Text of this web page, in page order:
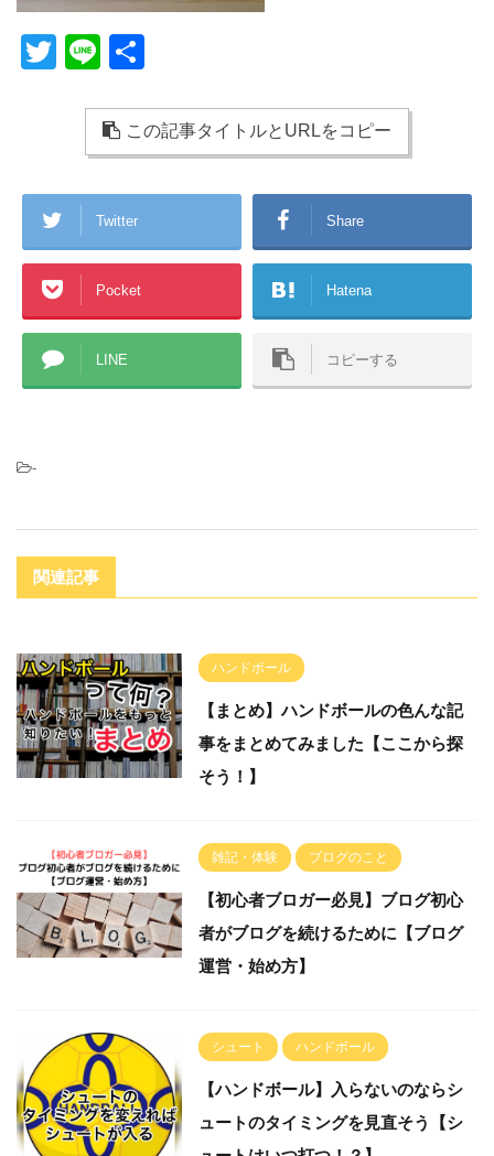
T
er
Li
e この記事タイトルとURLをコピー
Twitter Share
Pocket Hatena
LINE コピーする
-
関連記事
ハンドボール
【まとめ】ハンドボールの色んな記
事をまとめてみました【ここから探
そう！】
雑記・体験 ブログのこと
【初心者ブロガー必見】ブログ初心
者がブログを続けるために【ブログ
運営・始め方】
シュート ハンドボール
【ハンドボール】入らないのならシ
ュートのタイミングを見直そう【シ